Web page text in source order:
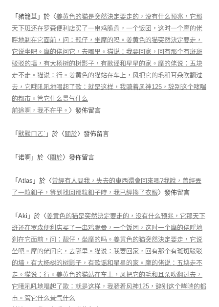
「 豬籠草 」於〈姜黄色的猫是突然決定要走的，没有什么预兆，它那
天下班还在罗森便利店买了一串鸡脆骨，一个饭团，这时一个摩的佬
呼地刹在它面前，问：靓仔，坐摩的吗。姜黄色的猫突然決定要走，
它说坐吧。摩的佬问它，去哪里。猫说：我要回家，回有那个有斑斑
驳驳的墙，有大杨树的树影子，有歌谣和星星的家。摩的佬说：五块
走不走。猫说：行。姜黄色的猫站在车上，风把它的毛和耳朵吹翻过
去，它哦吼吼地唱起了歌：就是这样，我骑着风神125，辞别这个哮喘
的都市。管它什么景气什么
前途啊，我不在乎。 〉發佈留言
「 默默ㄇㄛˋ 」於〈 關於〉發佈留言
「 诺啊 」於〈 關於〉發佈留言
「 Atlas 」於〈曾經有人問我，失去的東西還會回來嗎?我說，曾經丟
了一粒釦子，等到找回那粒釦子時，我已經換了衣服〉發佈留言
「 Aki 」於〈姜黄色的猫是突然決定要走的，没有什么预兆，它那天下
班还在罗森便利店买了一串鸡脆骨，一个饭团，这时一个摩的佬呼地
刹在它面前，问：靓仔，坐摩的吗。姜黄色的猫突然決定要走，它说
坐吧。摩的佬问它，去哪里。猫说：我要回家，回有那个有斑斑驳驳
的墙，有大杨树的树影子，有歌谣和星星的家。摩的佬说：五块走不
走。猫说：行。姜黄色的猫站在车上，风把它的毛和耳朵吹翻过去，
它哦吼吼地唱起了歌：就是这样，我骑着风神125，辞别这个哮喘的都
市。管它什么景气什么